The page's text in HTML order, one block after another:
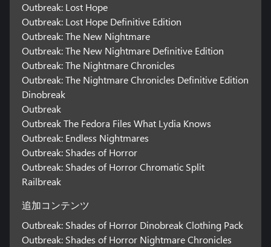
Outbreak: Lost Hope
Outbreak: Lost Hope Definitive Edition
Outbreak: The New Nightmare
Outbreak: The New Nightmare Definitive Edition
Outbreak: The Nightmare Chronicles
Outbreak: The Nightmare Chronicles Definitive Edition
Dinobreak
Outbreak
Outbreak The Fedora Files What Lydia Knows
Outbreak: Endless Nightmares
Outbreak: Shades of Horror
Outbreak: Shades of Horror Chromatic Split
Railbreak
追加コンテンツ
Outbreak: Shades of Horror Dinobreak Clothing Pack
Outbreak: Shades of Horror Nightmare Chronicles